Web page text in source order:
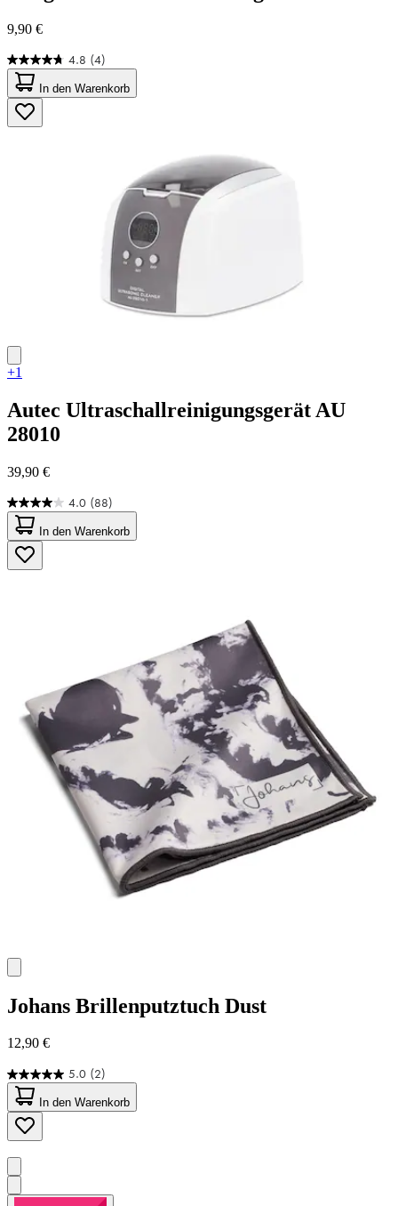
9,90 €
4.8 (4)
4.8
von
5
Sternen.
4
In den Warenkorb
+1
Autec Ultraschallreinigungsgerät AU
28010
39,90 €
4.0 (88)
4.0
von
5
Sternen.
88
In den Warenkorb
Johans Brillenputztuch Dust
12,90 €
5.0 (2)
5.0
von
5
Sternen.
2
Bewertungen
In den Warenkorb